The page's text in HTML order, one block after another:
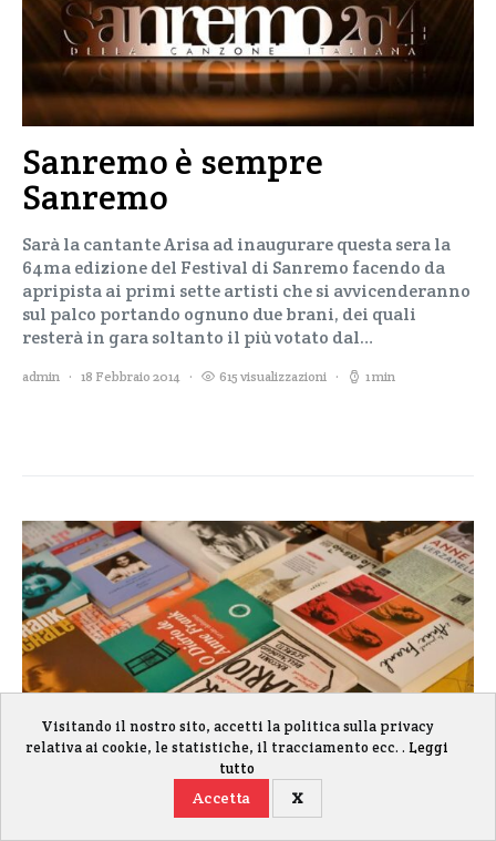
Sanremo è sempre
Sanremo
Sarà la cantante Arisa ad inaugurare questa sera la
64ma edizione del Festival di Sanremo facendo da
apripista ai primi sette artisti che si avvicenderanno
sul palco portando ognuno due brani, dei quali
resterà in gara soltanto il più votato dal…
admin 18 Febbraio 2014 615 visualizzazioni 1 min
Magazine Rubrica Legale
Diritto d’autore
Visitando il nostro sito, accetti la politica sulla privacy
relativa ai cookie, le statistiche, il tracciamento ecc. . Leggi
tutto
Accetta X